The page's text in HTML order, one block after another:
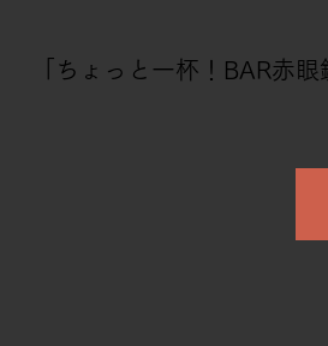
「ちょっと一杯！BAR赤